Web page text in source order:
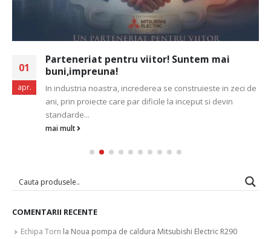
01
apr.
Parteneriat pentru viitor! Suntem mai
buni,impreuna!
In industria noastra, increderea se construieste in zeci de
ani, prin proiecte care par dificile la inceput si devin
standarde...
mai mult
COMENTARII RECENTE
Echipa Torn la Noua pompa de caldura Mitsubishi Electric R290